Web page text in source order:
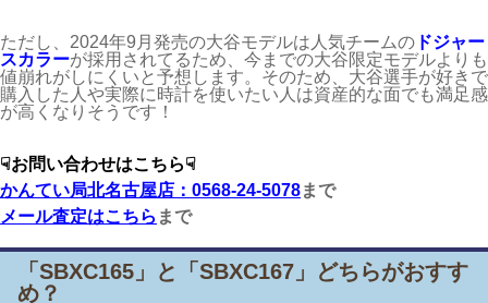
ただし、2024年9月発売の大谷モデルは人気チームの ドジャー
スカラーが採用されてるため、今までの大谷限定モデルよりも
値崩れがしにくいと予想します。そのため、大谷選手が好きで
購入した人や実際に時計を使いたい人は資産的な面でも満足感
が高くなりそうです！
☟お問い合わせはこちら☟
かんてい局北名古屋店：0568-24-5078まで
メール査定はこちら まで
「SBXC165」と「SBXC167」どちらがおすす
め？